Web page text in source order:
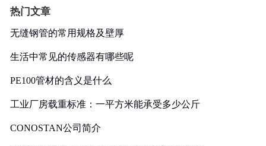
热门文章
无缝钢管的常用规格及壁厚
生活中常见的传感器有哪些呢
PE100管材的含义是什么
工业厂房载重标准：一平方米能承受多少公斤
CONOSTAN公司简介